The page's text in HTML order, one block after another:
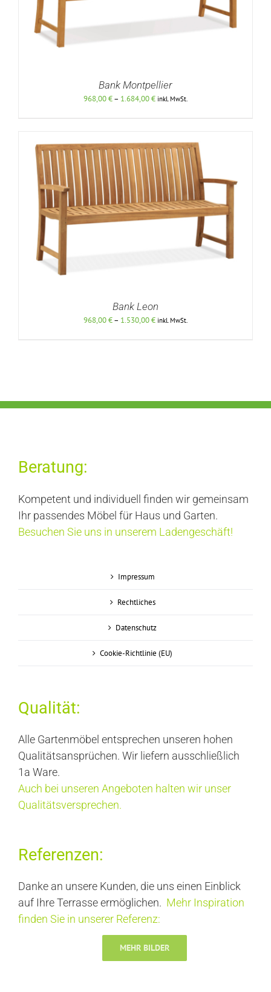
DETAILS
Bank Montpellier
968,00€– 1.684,00€Preisspanne:
inkl. MwSt.
Bank Leon
968,00€– 1.530,00€Preisspanne:
inkl. MwSt.
Beratung:
Kompetent und individuell finden wir gemeinsam
Ihr passendes Möbel für Haus und Garten.
Besuchen Sie uns in unserem Ladengeschäft!
Impressum
Rechtliches
Datenschutz
Cookie-Richtlinie (EU)
Qualität:
Alle Gartenmöbel entsprechen unseren hohen
Qualitätsansprüchen. Wir liefern ausschließlich
1a Ware.
Auch bei unseren Angeboten halten wir unser
Qualitätsversprechen.
Referenzen:
Danke an unsere Kunden, die uns einen Einblick
auf Ihre Terrasse ermöglichen. Mehr Inspiration
finden Sie in unserer Referenz:
MEHR BILDER